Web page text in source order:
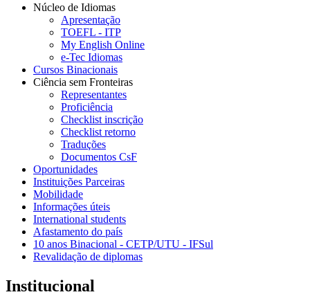
Núcleo de Idiomas
Apresentação
TOEFL - ITP
My English Online
e-Tec Idiomas
Cursos Binacionais
Ciência sem Fronteiras
Representantes
Proficiência
Checklist inscrição
Checklist retorno
Traduções
Documentos CsF
Oportunidades
Instituições Parceiras
Mobilidade
Informações úteis
International students
Afastamento do país
10 anos Binacional - CETP/UTU - IFSul
Revalidação de diplomas
Institucional